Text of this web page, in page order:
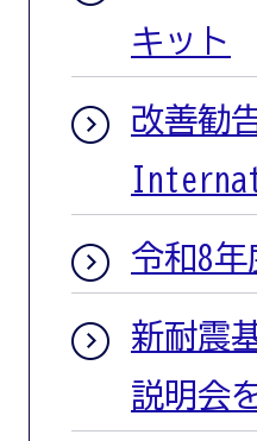
キット
改善勧
令和8年
新耐震
説明会